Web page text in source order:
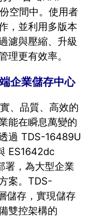
空間中。使用者
，並利用多版本
濾與壓縮、升級
理更有效率。
企業儲存中心
、品質、高效的
能在瞬息萬變的
過 TDS-16489U
ES1642dc
署，為大型企業
案。TDS-
儲存，實現儲存
雙控架構的